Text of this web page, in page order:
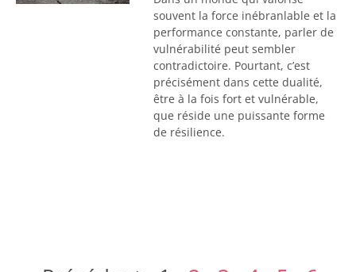
souvent la force inébranlable et la
performance constante, parler de
vulnérabilité peut sembler
contradictoire. Pourtant, c’est
précisément dans cette dualité,
être à la fois fort et vulnérable,
que réside une puissante forme
de résilience.